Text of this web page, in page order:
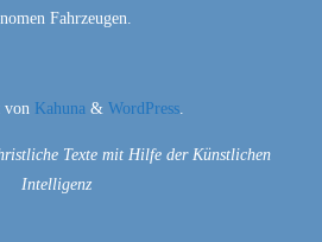
Fahrzeugen.
von Kahuna & WordPress.
Texte mit Hilfe der Künstlichen
Intelligenz